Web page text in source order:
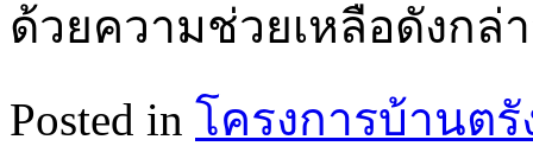
ด้วยความช่วยเหลือดังก
Posted in โครงการบ้านตรั